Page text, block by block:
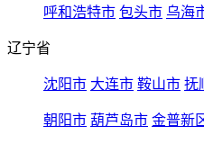
呼和浩特市 包头市 乌海
辽宁省
沈阳市 大连市 鞍山市 抚
朝阳市 葫芦岛市 金普新